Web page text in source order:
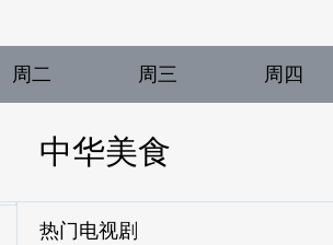
周二 周三 周四
中华美食
热门电视剧